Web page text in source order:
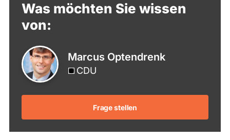
Was möchten Sie wissen
von:
Marcus Optendrenk
CDU
Frage stellen